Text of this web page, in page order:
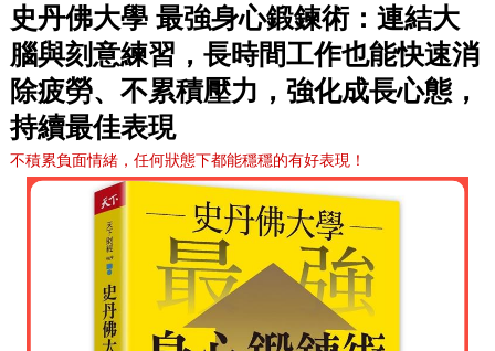
史丹佛大學 最強身心鍛鍊術：連結大
腦與刻意練習，長時間工作也能快速消
除疲勞、不累積壓力，強化成長心態，
持續最佳表現
不積累負面情緒，任何狀態下都能穩穩的有好表現！